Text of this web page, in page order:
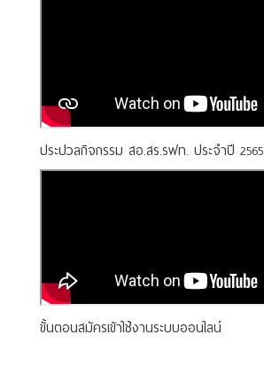
ประปวลกิจกรรม สอ.สร.รฟท. ประจำปี 2565
ขั้นตอนสมัครเข้าใช้งานระบบออนไลน์